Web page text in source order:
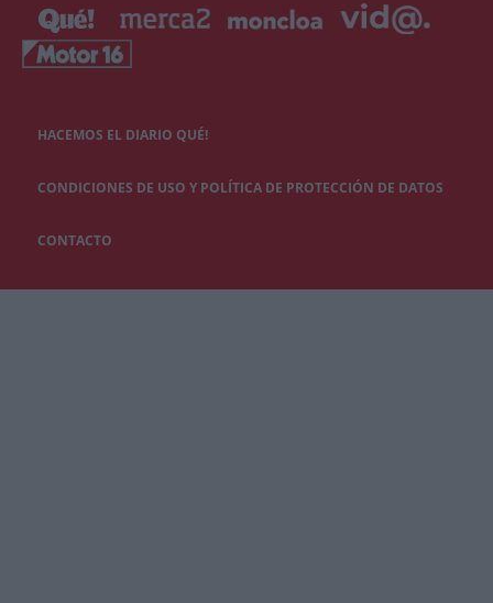
HACEMOS EL DIARIO QUÉ!
CONDICIONES DE USO Y POLÍTICA DE PROTECCIÓN DE DATOS
CONTACTO